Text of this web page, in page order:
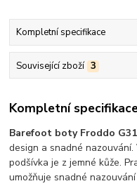
Kompletní specifikace
Související zboží 3
Kompletní
Barefoot boty Froddo
design a snadné
podšívka je z jemné kůže.
umožňuje snadné